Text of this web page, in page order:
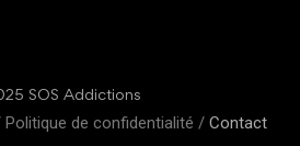
SOS Addictions
Politique de confidentialité / Contact